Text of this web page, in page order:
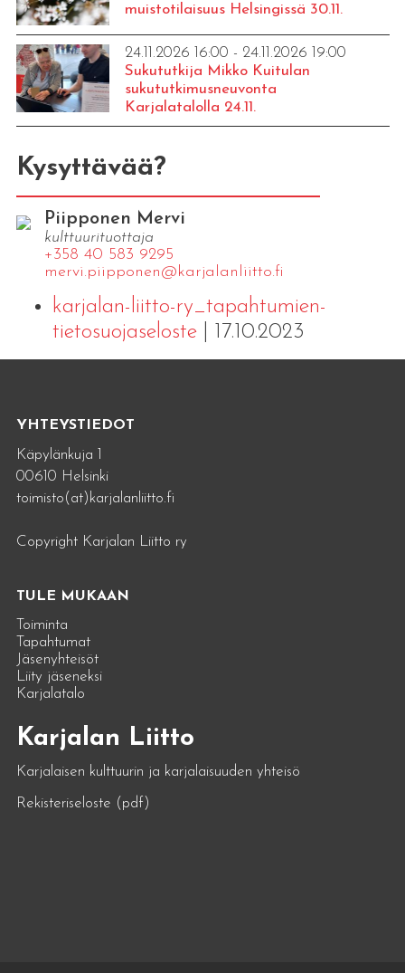
muistotilaisuus Helsingissä 30.11.
24.11.2026 16:00 - 24.11.2026 19:00
Sukututkija Mikko Kuitulan
sukututkimusneuvonta
Karjalatalolla 24.11.
Kysyttävää?
Piipponen Mervi
kulttuurituottaja
+358 40 583 9295
mervi.​piipponen@​kar​jala​nlii​tto.​fi
karjalan-liitto-ry_tapahtumien-
tietosuojaseloste| 17.10.2023
YHTEYSTIEDOT
Käpylänkuja 1
00610 Helsinki
toimisto(at)karjalanliitto.fi
Copyright Karjalan Liitto ry
TULE MUKAAN
Toiminta
Tapahtumat
Jäsenyhteisöt
Liity jäseneksi
Karjalatalo
Karjalan Liitto
Karjalaisen kulttuurin ja karjalaisuuden yhteisö
Rekisteriseloste (pdf)